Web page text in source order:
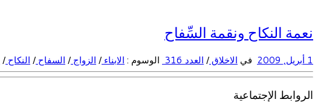
نعمة النكاح ونقمة السِّفاح
1 أبريل, 2009 في الاخلاق/ العدد 316 الوسوم : الابناء / الزواج / السفاح / النكاح /
الروابط الإجتماعية